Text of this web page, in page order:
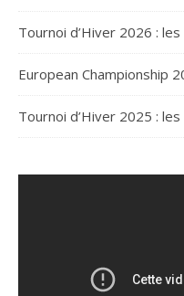
Tournoi d’Hiver 2026 :
European Championship
Tournoi d’Hiver 2025 :